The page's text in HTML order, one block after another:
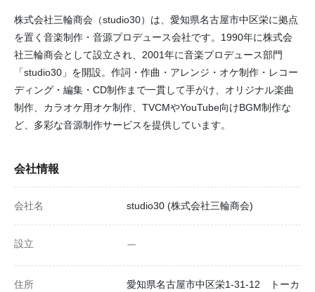
株式会社三輪商会（studio30）は、愛知県名古屋市中区栄に拠点
を置く音楽制作・音源プロデュース会社です。1990年に株式会
社三輪商会として設立され、2001年に音楽プロデュース部門
「studio30」を開設。作詞・作曲・アレンジ・オケ制作・レコー
ディング・編集・CD制作まで一貫して手がけ、オリジナル楽曲
制作、カラオケ用オケ制作、TVCMやYouTube向けBGM制作な
ど、多彩な音源制作サービスを提供しています。
会社情報
会社名 studio30 (株式会社三輪商会)
設立 ー
住所
愛知県名古屋市中区栄1-31-12 トーカ